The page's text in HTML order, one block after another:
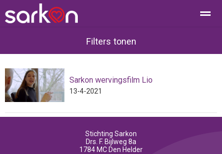
Home Bellen Contact
Filters tonen
Sarkon wervingsfilm Lio
13-4-2021
Stichting Sarkon
Drs. F. Bijlweg 8a
1784 MC Den Helder